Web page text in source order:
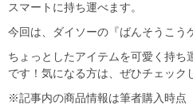
スマートに持ち運べます。
今回は、ダイソーの『ばんそうこう
ちょっとしたアイテムを可愛く持ち
です！気になる方は、ぜひチェック
※記事内の商品情報は筆者購入時点